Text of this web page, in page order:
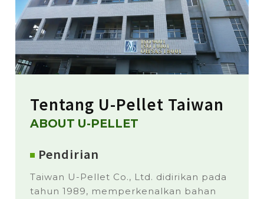
Tentang U-Pellet Taiwan
ABOUT U-PELLET
Pendirian
Taiwan U-Pellet Co., Ltd. didirikan pada
tahun 1989, memperkenalkan bahan